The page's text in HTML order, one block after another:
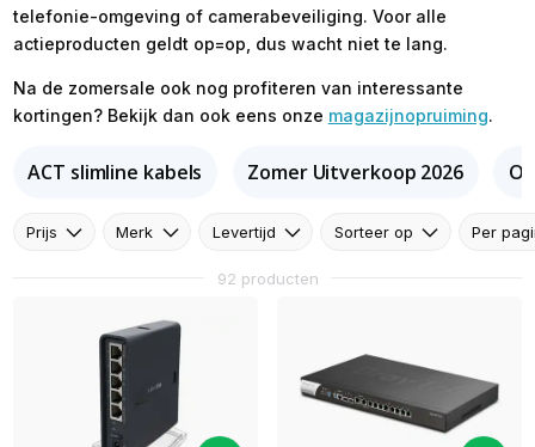
telefonie-omgeving of camerabeveiliging. Voor alle
actieproducten geldt op=op, dus wacht niet te lang.
Na de zomersale ook nog profiteren van interessante
kortingen? Bekijk dan ook eens onze magazijnopruiming.
ACT slimline kabels Zomer Uitverkoop 2026
Prijs Merk Levertijd Sorteer op Per
92 producten